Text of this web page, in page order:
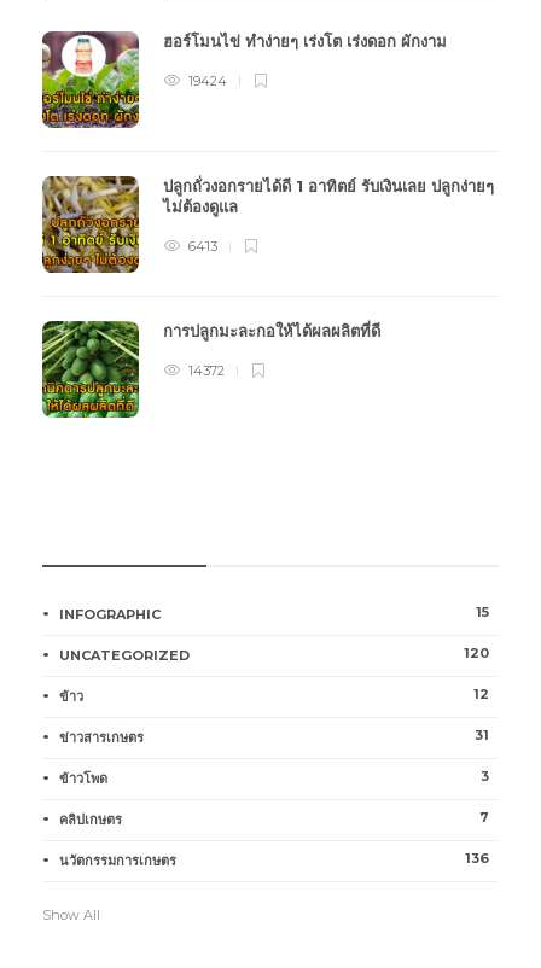
ฮอร์โมนไข่ ทำง่ายๆ เร่งโต เร่งดอก ผักงาม
19424
ปลูกถั่วงอกรายได้ดี 1 อาทิตย์ รับเงินเลย ปลูกง่ายๆ
ไม่ต้องดูแล
6413
การปลูกมะละกอให้ได้ผลผลิตที่ดี
14372
INFOGRAPHIC 15
UNCATEGORIZED 120
ข้าว 12
ข่าวสารเกษตร 31
ข้าวโพด 3
คลิปเกษตร 7
นวัตกรรมการเกษตร 136
Show All